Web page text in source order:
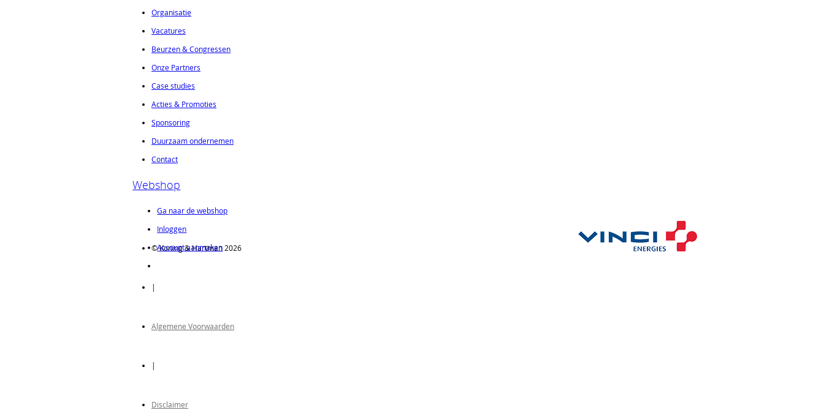
Organisatie
Vacatures
Beurzen & Congressen
Onze Partners
Case studies
Acties & Promoties
Sponsoring
Duurzaam ondernemen
Contact
Webshop
Ga naar de webshop
Inloggen
Account aanmaken
© Koning & Hartman 2026
|
Algemene Voorwaarden
|
Disclaimer